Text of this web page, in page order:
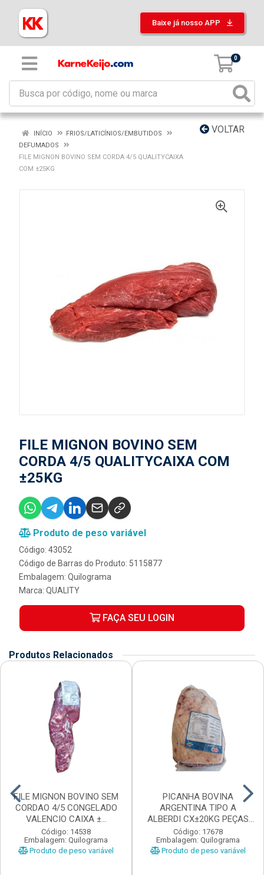
Baixe já nosso APP
0
VOLTAR
INÍCIO
FRIOS/LATICÍNIOS/EMBUTIDOS
DEFUMADOS
FILE MIGNON BOVINO SEM CORDA 4/5 QUALITYCAIXA
COM ±25KG
FILE MIGNON BOVINO SEM
CORDA 4/5 QUALITYCAIXA COM
±25KG
Produto de peso variável
Código: 43052
Código de Barras do Produto: 5115877
Embalagem: Quilograma
Marca: QUALITY
FAÇA SEU LOGIN
Produtos Relacionados
FILE MIGNON BOVINO SEM
CORDAO 4/5 CONGELADO
VALENCIO CAIXA ±...
Código: 14538
Embalagem: Quilograma
Produto de peso variável
PICANHA BOVINA
ARGENTINA TIPO A
ALBERDI CX±20KG PEÇAS
±1,3 A...
Código: 17678
Embalagem: Quilograma
Produto de peso variável